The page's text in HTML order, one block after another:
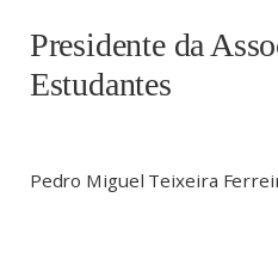
Presidente da
Estudantes
Pedro Miguel Teixeira